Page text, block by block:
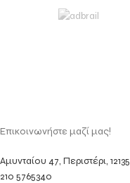
Επικοινωνήστε μαζί μας!
Αμυνταίου 47, Περιστέρι, 12135
210 5765340